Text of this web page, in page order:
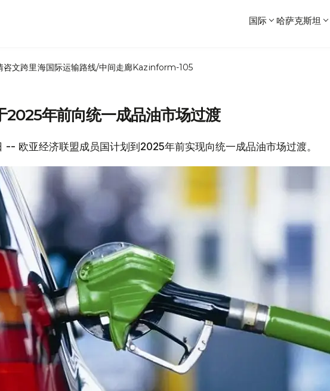
国际 哈萨克斯坦
咨文跨里海国际运输路线/中间走廊Kazinform-105
2025年前向统一成品油市场过渡
-- 欧亚经济联盟成员国计划到2025年前实现向统一成品油市场过渡。